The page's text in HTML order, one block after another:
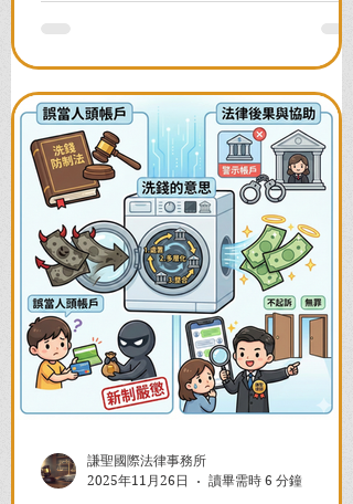
謙聖國際法律事務所
2025年11月26日
讀畢需時 6 分鐘